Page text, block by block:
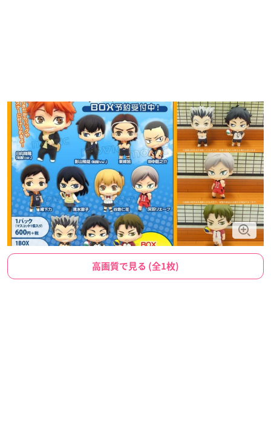
高画質で見る (全1枚)